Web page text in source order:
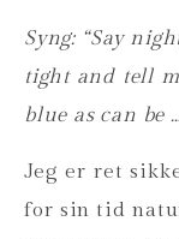
Syng: “Say
tight and tell
blue as can be
Jeg er ret
for sin tid